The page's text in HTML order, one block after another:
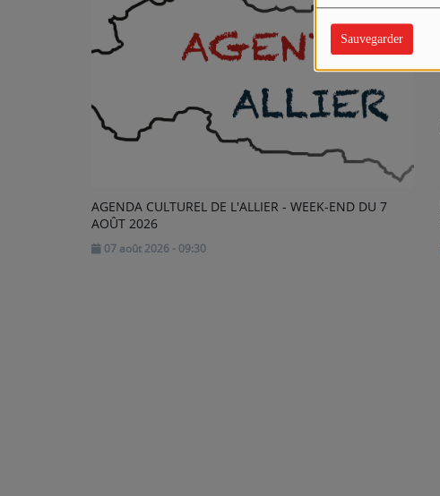
Sauvegarder
AGENDA CULTUREL DE L'ALLIER - WEEK-END DU 7
AOÛT 2026
07 août 2026 - 09:30